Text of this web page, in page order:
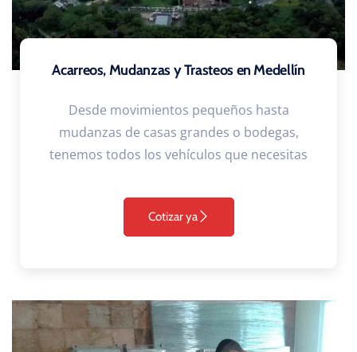
Acarreos, Mudanzas y Trasteos en Medellín
Desde movimientos pequeños hasta
mudanzas de casas grandes o bodegas,
tenemos todos los vehículos que necesitas
Cotizar ya